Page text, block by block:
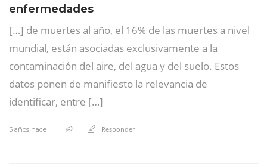
enfermedades
[…] de muertes al año, el 16% de las muertes a nivel
mundial, están asociadas exclusivamente a la
contaminación del aire, del agua y del suelo. Estos
datos ponen de manifiesto la relevancia de
identificar, entre […]
5 años hace Responder